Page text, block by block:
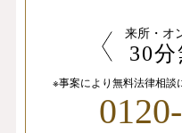
来所・オ
30
※事案により無料法律相談